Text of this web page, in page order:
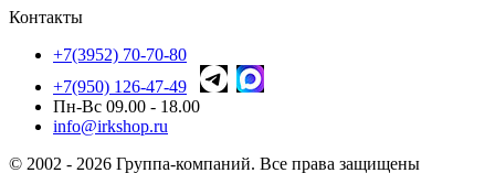
Контакты
+7(3952) 70-70-80
+7(950) 126-47-49
Пн-Вс 09.00 - 18.00
info@irkshop.ru
© 2002 - 2026 Группа-компаний. Все права защищены